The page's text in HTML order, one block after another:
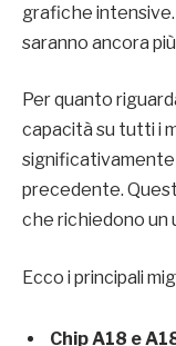
grafiche intensive.
saranno ancora
Per quanto
capacità su tutti i
precedente.
che richiedono un
Ecco i principali
Chip A18 e